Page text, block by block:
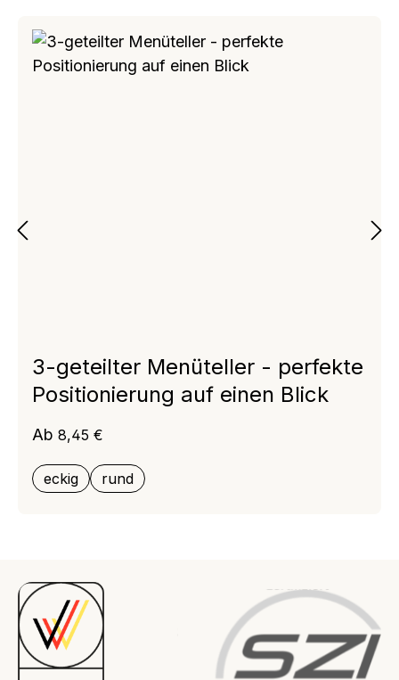
3-geteilter Menüteller - perfekte
Positionierung auf einen Blick
eckig rund
Regulärer Preis:
Ab 8,45 €